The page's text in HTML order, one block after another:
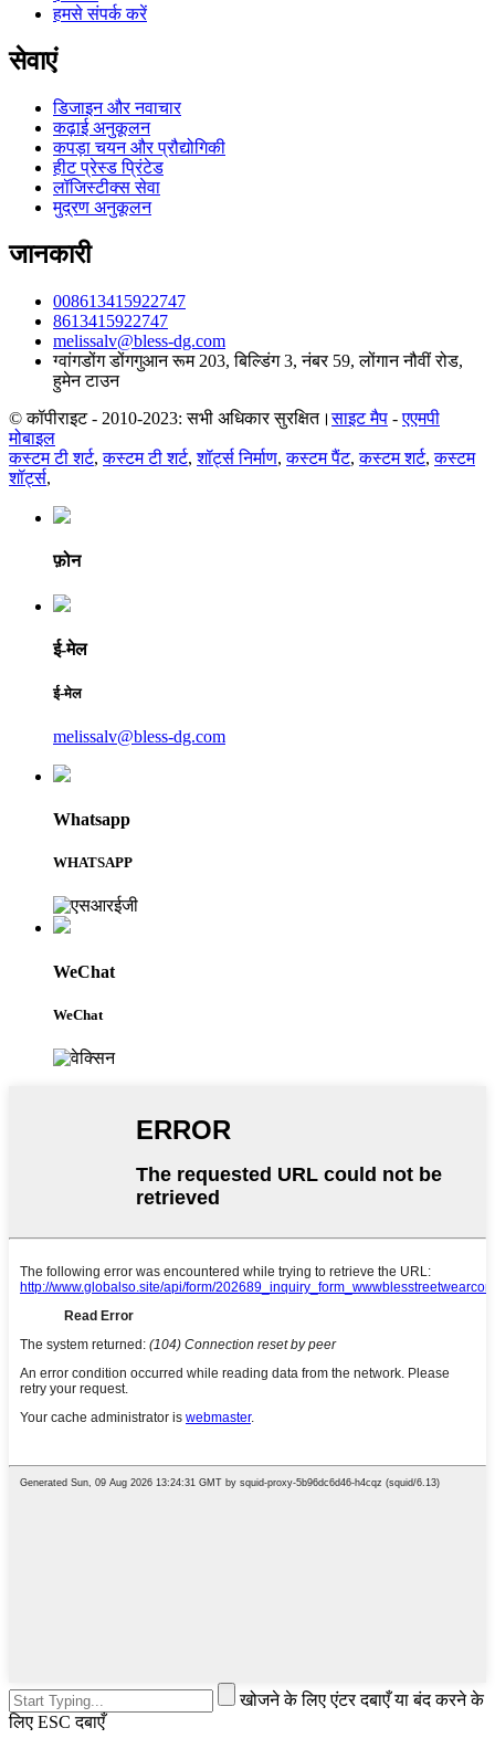
हमसे संपर्क करें
सेवाएं
डिजाइन और नवाचार
कढ़ाई अनुकूलन
कपड़ा चयन और प्रौद्योगिकी
हीट प्रेस्ड प्रिंटेड
लॉजिस्टीक्स सेवा
मुद्रण अनुकूलन
जानकारी
008613415922747
8613415922747
melissalv@bless-dg.com
ग्वांगडोंग डोंगगुआन रूम 203, बिल्डिंग 3, नंबर 59, लोंगान नौवीं रोड,
हुमेन टाउन
© कॉपीराइट - 2010-2023: सभी अधिकार सुरक्षित।साइट मैप -एएमपी
मोबाइल
कस्टम टी शर्ट,कस्टम टी शर्ट,शॉर्ट्स निर्माण,कस्टम पैंट,कस्टम शर्ट,कस्टम
शॉर्ट्स,
फ़ोन
ई-मेल
ई-मेल
melissalv@bless-dg.com
Whatsapp
WHATSAPP
WeChat
WeChat
खोजने के लिए एंटर दबाएँ या बंद करने के
लिए ESC दबाएँ